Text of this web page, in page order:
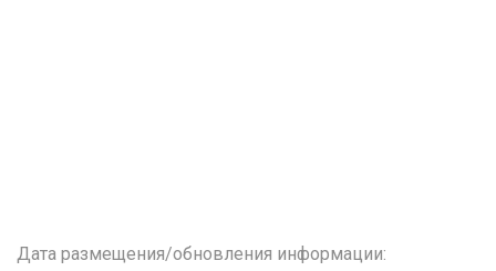
Дата размещения/обновления информации: